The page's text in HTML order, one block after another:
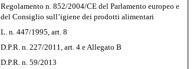
Regolamento n. 852/2004/CE del Parlamento europeo e
del Consiglio sull’igiene dei prodotti alimentari
L. n. 447/1995, art. 8
D.P.R. n. 227/2011, art. 4 e Allegato B
D.P.R. n. 59/2013